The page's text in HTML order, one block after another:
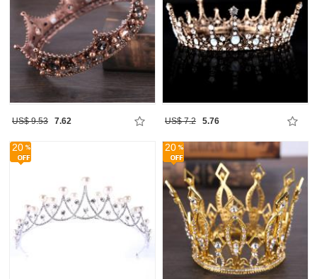
US$ 9.53 7.62 US$ 7.2 5.76
20 20